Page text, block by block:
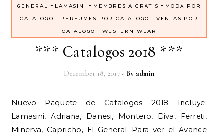
GENERAL - LAMASINI - MEMBRESIA GRATIS - MODA POR
CATALOGO - PERFUMES POR CATALOGO - VENTAS POR
CATALOGO - WESTERN WEAR
*** Catalogos 2018 ***
December 18, 2017 - By admin
Nuevo Paquete de Catalogos 2018 Incluye:
Lamasini, Adriana, Danesi, Montero, Diva, Ferreti,
Minerva, Capricho, El General. Para ver el Avance